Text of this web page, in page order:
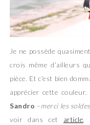
Je ne possède
crois même d’ailleurs
pièce. Et c’est bien
apprécier cette
Sandro –merci les soldes
voir dans cet article.